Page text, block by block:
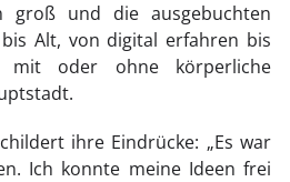
groß und die ausgebuchten
Alt, von digital erfahren bis
mit oder ohne körperliche
ihre Eindrücke: „Es war
Ich konnte meine Ideen frei